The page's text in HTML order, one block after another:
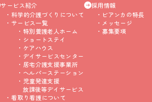
サービス紹介
科学的介護づくりについて
サービス一覧
特別養護老人ホーム
ショートステイ
ケアハウス
デイサービスセンター
居宅介護支援事業所
ヘルパーステーション
児童発達支援
放課後等デイサービス
看取り看護について
採用情報
ビアンカの特長
メッセージ
募集要項